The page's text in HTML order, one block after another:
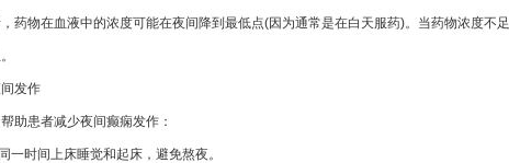
物在血液中的浓度可能在夜间降到最低点(因为通常是在白天服药)。当药物浓度不足
发作
患者减少夜间癫痫发作：
时间上床睡觉和起床，避免熬夜。